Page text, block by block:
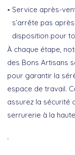
Service après-
s’arrête pas
disposition pour
À chaque étape,
des Bons Artisans
pour garantir la
espace de travail.
assurez la sécurité
serrurerie à la
`